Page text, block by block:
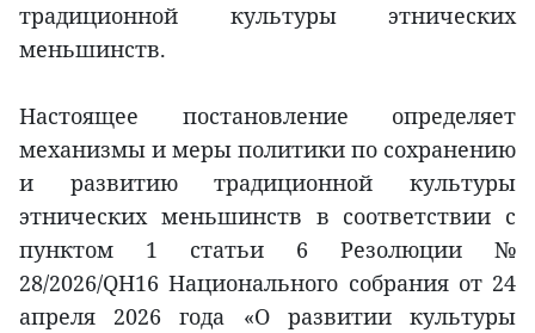
традиционной культуры этнических
меньшинств.
Настоящее постановление определяет
механизмы и меры политики по сохранению
и развитию традиционной культуры
этнических меньшинств в соответствии с
пунктом 1 статьи 6 Резолюции №
28/2026/QH16 Национального собрания от 24
апреля 2026 года «О развитии культуры